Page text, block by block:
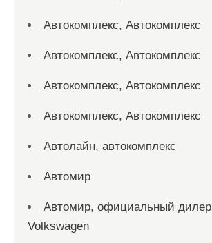
Автокомплекс, Автокомплекс
Автокомплекс, Автокомплекс
Автокомплекс, Автокомплекс
Автокомплекс, Автокомплекс
Автолайн, автокомплекс
Автомир
Автомир, официальный дилер
Volkswagen